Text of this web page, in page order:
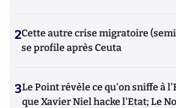
2Cette autre crise migratoire
se profile après Ceuta
3Le Point révèle ce qu'on sniffe à
que Xavier Niel hacke l'Etat; Le